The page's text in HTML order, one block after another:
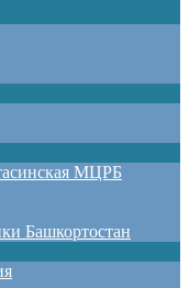
МЦРБ
Башкортостан